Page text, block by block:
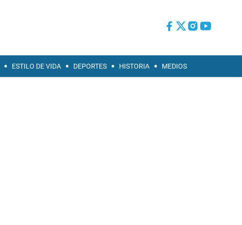
ESTILO DE VIDA DEPORTES HISTORIA MEDIOS